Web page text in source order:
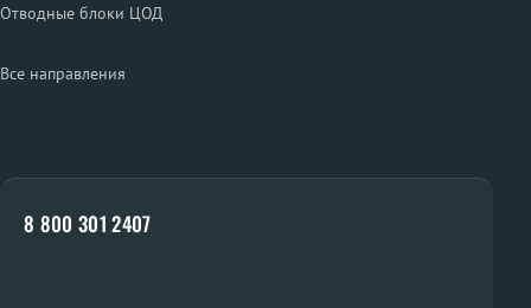
Отводные блоки ЦОД
Все направления
8 800 301 2407